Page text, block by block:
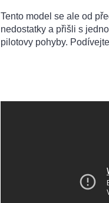
Tento model se ale od
nedostatky a přišli s
pilotovy pohyby.